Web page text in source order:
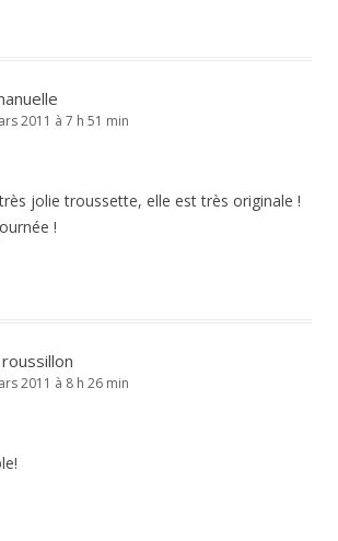
2011 à 7 h 51 min
jolie troussette, elle est très originale !
!
2011 à 8 h 26 min